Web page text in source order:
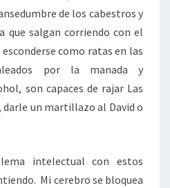
de los cabestros y
que salgan corriendo con el
como ratas en las
por la manada y
son capaces de rajar Las
darle un martillazo al David o
intelectual con estos
Mi cerebro se bloquea